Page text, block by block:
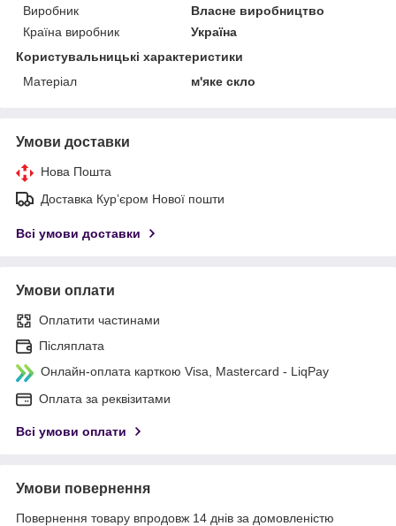
Виробник
Власне виробництво
Країна виробник
Україна
Користувальницькі характеристики
Матеріал
м'яке скло
Умови доставки
Нова Пошта
Доставка Курʼєром Нової пошти
Всі умови доставки
Умови оплати
Оплатити частинами
Післяплата
Онлайн-оплата карткою Visa, Mastercard - LiqPay
Оплата за реквізитами
Всі умови оплати
Умови повернення
Повернення товару впродовж 14 днів за домовленістю